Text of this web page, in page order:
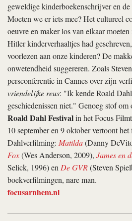
geweldige kinderboekenschrijver en
Moeten we er iets mee? Het cultureel
oeuvre en maker los van elkaar
Hitler kinderverhaaltjes had
voorlezen aan onze kinderen? De
onwetendheid suggereren. Zoals
persconferentie in Cannes over zijn
vriendelijke reus: "Ik kende Roald
geschiedenissen niet." Genoeg stof om
Roald Dahl Festivalin het Focus
10 september en 9 oktober vertoont
Dahlverfilming: Matilda(Danny
Fox(Wes Anderson, 2009), James en
Selick, 1996) enDe GVR(Steven
boekverfilmingen, nare man.
focusarnhem.nl